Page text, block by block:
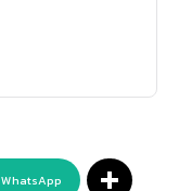
WhatsApp